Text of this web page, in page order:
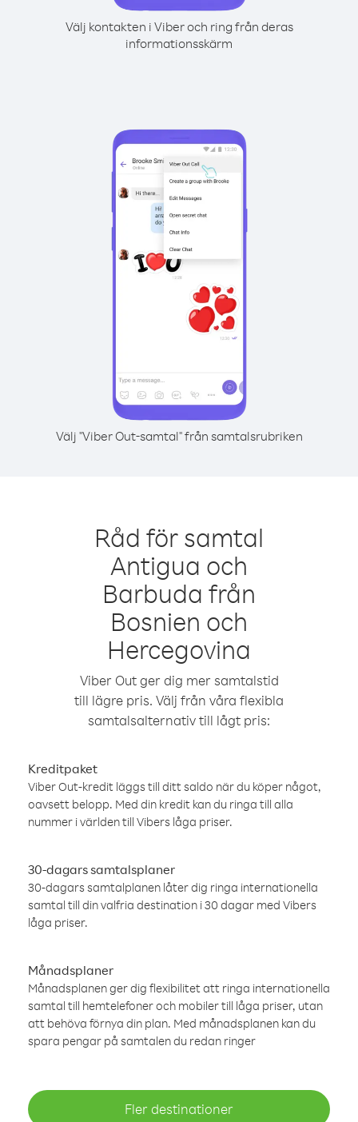
Välj kontakten i Viber och ring från deras
informationsskärm
Välj "Viber Out-samtal" från samtalsrubriken
Råd för samtal
Antigua och
Barbuda från
Bosnien och
Hercegovina
Viber Out ger dig mer samtalstid
till lägre pris. Välj från våra flexibla
samtalsalternativ till lågt pris:
Kreditpaket
Viber Out-kredit läggs till ditt saldo när du köper något,
oavsett belopp. Med din kredit kan du ringa till alla
nummer i världen till Vibers låga priser.
30-dagars samtalsplaner
30-dagars samtalplanen låter dig ringa internationella
samtal till din valfria destination i 30 dagar med Vibers
låga priser.
Månadsplaner
Månadsplanen ger dig flexibilitet att ringa internationella
samtal till hemtelefoner och mobiler till låga priser, utan
att behöva förnya din plan. Med månadsplanen kan du
spara pengar på samtalen du redan ringer
Fler destinationer